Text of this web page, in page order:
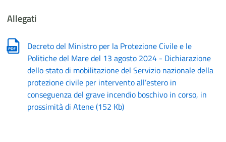
Allegati
Decreto del Ministro per la Protezione Civile e le
Politiche del Mare del 13 agosto 2024 - Dichiarazione
dello stato di mobilitazione del Servizio nazionale della
protezione civile per intervento all’estero in
conseguenza del grave incendio boschivo in corso, in
prossimità di Atene(152 Kb)